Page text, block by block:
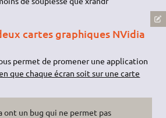
cartes graphiques NVidia
permet de promener une application
que chaque écran soit sur une carte
ont un bug qui ne permet pas